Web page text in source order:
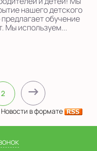
нашего детского
обучение
Мы используем...
2 →
Новости в формате